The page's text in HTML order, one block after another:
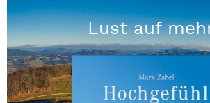
Lust auf